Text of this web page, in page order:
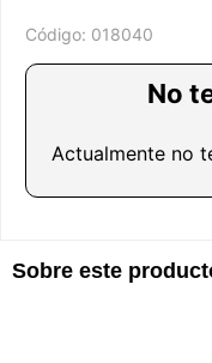
Sobre este
Código: 018040
No
Actualmente no